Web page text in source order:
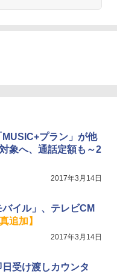
プラン」が他
象へ、通話定額も～2
2017年3月14日
イル」、テレビCM
追加】
2017年3月14日
受け渡しカウンタ